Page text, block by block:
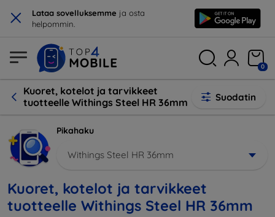
× Lataa sovelluksemme ja osta
helpommin.
0
Kuoret, kotelot ja tarvikkeet
tuotteelle Withings Steel HR 36mm
Suodatin
Pikahaku
Withings Steel HR 36mm
Kuoret, kotelot ja tarvikkeet
tuotteelle Withings Steel HR 36mm